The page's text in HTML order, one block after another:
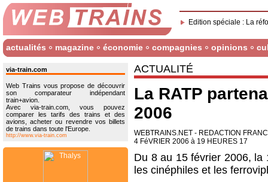
Edition spéciale : La
actualités magazine économie compagnies opinions
via-train.com
Web Trains vous propose de découvrir
son comparateur indépendant
train+avion.
Avec via-train.com, vous pouvez
comparer les tarifs des trains et des
avions, acheter ou revendre vos billets
de trains dans toute l'Europe.
http://www.via-train.com
ACTUALITÉ
La RATP
2006
WEBTRAINS.NET - REDACTION
4 FéVRIER 2006 à 19 HEURES 17
Du 8 au 15 février 2006, la
les cinéphiles et les